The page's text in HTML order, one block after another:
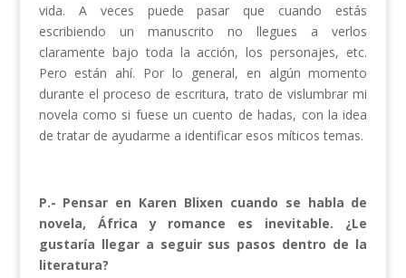
vida. A veces puede pasar que cuando estás
escribiendo un manuscrito no llegues a verlos
claramente bajo toda la acción, los personajes, etc.
Pero están ahí. Por lo general, en algún momento
durante el proceso de escritura, trato de vislumbrar mi
novela como si fuese un cuento de hadas, con la idea
de tratar de ayudarme a identificar esos míticos temas.
P.- Pensar en Karen Blixen cuando se habla de
novela, África y romance es inevitable. ¿Le
gustaría llegar a seguir sus pasos dentro de la
literatura?